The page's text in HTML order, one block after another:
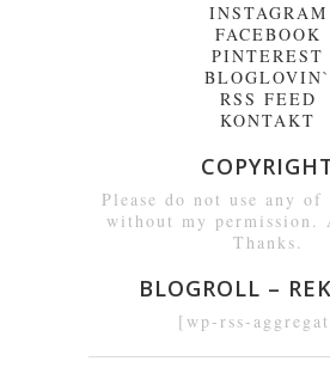
INSTAGRAM
FACEBOOK
PINTEREST
BLOGLOVIN`
RSS FEED
KONTAKT
Please do not use any
without my permission.
Thanks.
BLOGROLL –
[wp-rss-